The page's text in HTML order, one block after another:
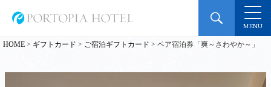
MENU
HOME ギフトカード ご宿泊ギフトカード ペア宿泊券「爽～さわやか～」